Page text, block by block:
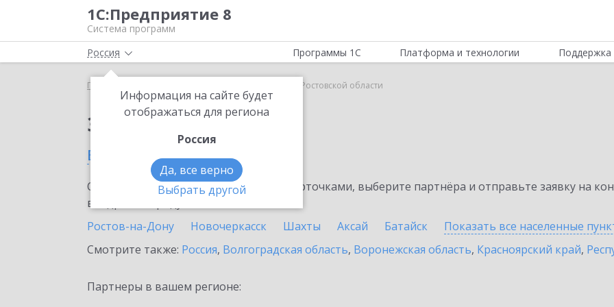
1С:Предприятие 8
Система программ
Россия
Информация на сайте будет
отображаться для региона
Россия
Да, все верно
Выбрать другой
Программы 1С Платформа и технологии Поддержка
Главная 1С:ЕГИСЗ в Ростовской области
Заказать 1С:ЕГИСЗ
в Ростовской области
Ознакомьтесь с информационными карточками, выберите партнёра и отправьте заявку на
внедрение продукта.
Ростов-на-Дону
Новочеркасск Шахты Аксай Батайск Показать все населенные
Смотрите также: Россия, Волгоградская область, Воронежская область, Красноярский край,
Партнеры в вашем регионе: